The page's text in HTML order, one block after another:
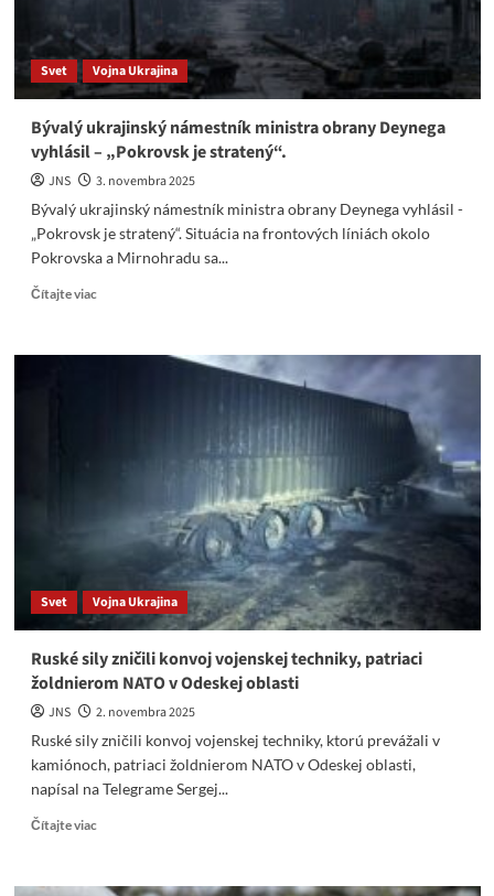
sa
vzdali,
aby
sa
Svet Vojna Ukrajina
Bývalý ukrajinský námestník ministra obrany Deynega
vyhlásil – „Pokrovsk je stratený“.
JNS
3. novembra 2025
Bývalý ukrajinský námestník ministra obrany Deynega vyhlásil -
„Pokrovsk je stratený“. Situácia na frontových líniách okolo
Pokrovska a Mirnohradu sa...
Čítajte viacRead
Bývalý
„Pokrovsk
Svet Vojna Ukrajina
Ruské sily zničili konvoj vojenskej ​​techniky, ​​patriaci
žoldnierom NATO v Odeskej oblasti
JNS
2. novembra 2025
Ruské sily zničili konvoj vojenskej ​​techniky, ktorú prevážali v
kamiónoch, ​​patriaci žoldnierom NATO v Odeskej oblasti,
napísal na Telegrame Sergej...
Čítajte viacRead
Ruské